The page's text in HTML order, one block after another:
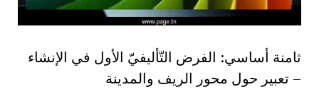
ثامنة أساسي: الفرض التّأليفيّ الأول في الإنشاء
– تعبير حول محور الريف والمدينة